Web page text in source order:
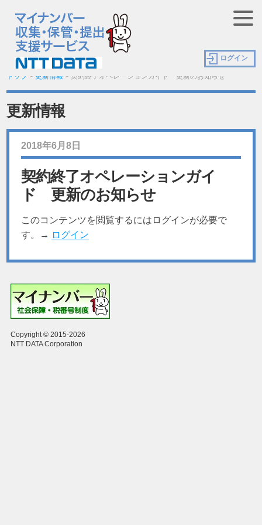
ログイン
トップ > 更新情報 > 契約終了オペレーションガイド 更新のお知らせ
更新情報
2018年6月8日
契約終了オペレーションガイ
ド 更新のお知らせ
このコンテンツを閲覧するにはログインが必要で
す。→ ログイン
Copyright © 2015-2026
NTT DATA Corporation